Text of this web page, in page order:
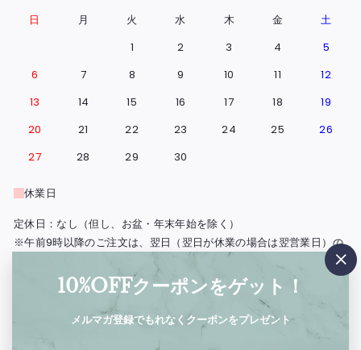
10%OFFクーポンをゲット！
メルマガ登録でもれなくクーポンをプレゼント
"閉
日 月 火 水 木 金
土
1
2 3 4
5
6
7 8 9 10 11
12
13
14 15 16 17 18
19
20
21 22 23 24 25
26
27
28 29 30
休業日
定休日：なし（但し、お盆・年末年始を除く）
※午前9時以降のご注文は、翌日（翌日が休業の場合は翌営業日）の
※北海道・島根県と広島県の一部地域・鳥取・岡山・山口・四国・九
州・沖縄は、出荷の翌々日のお届けとなります。
※実店舗（西浅草）の営業日もこの営業日カレンダーに準じます。